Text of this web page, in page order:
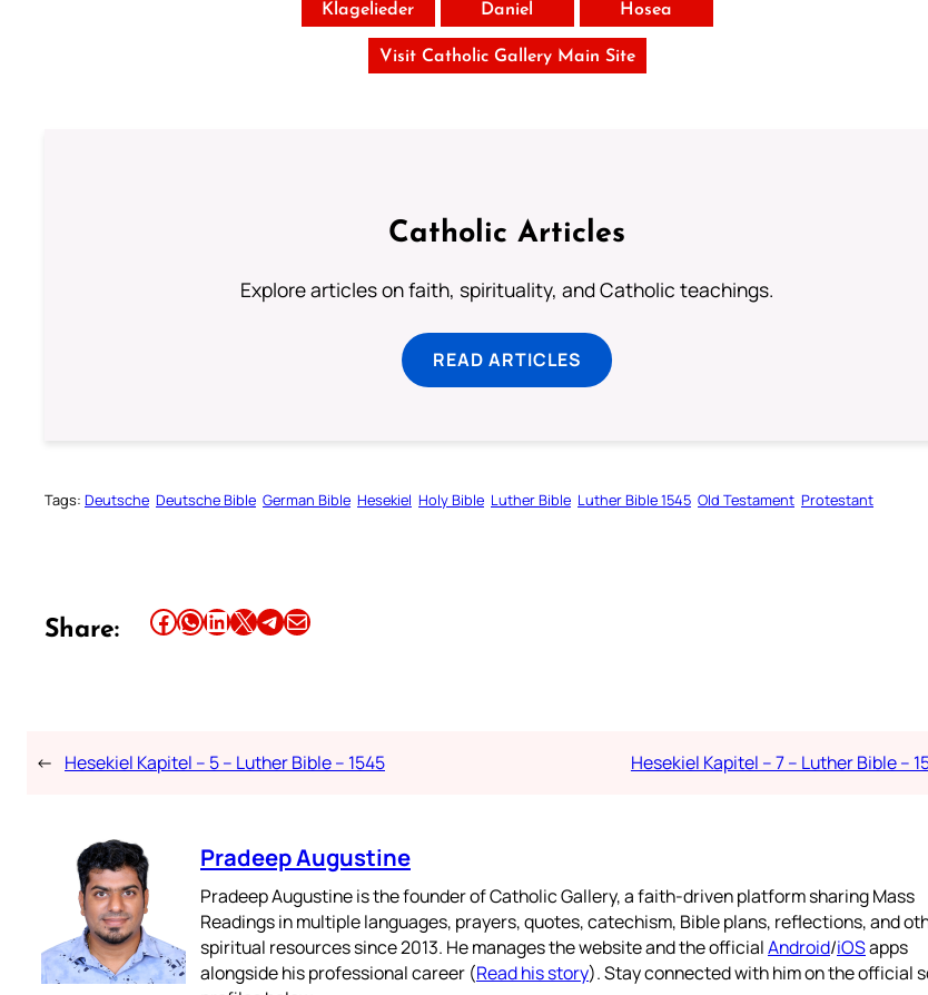
Klagelieder Daniel Hosea
Visit Catholic Gallery Main Site
Catholic Articles
Explore articles on faith, spirituality, and Catholic teachings.
READ ARTICLES
Tags: Deutsche Deutsche Bible German Bible Hesekiel Holy Bible Luther Bible Luther Bible 1545 Old Testament Protestant
Share: Share this article on Facebook Share this article on WhatsApp Share this article on LinkedIn Share this article on X Share this article on TelegramEmail this Article
← Hesekiel Kapitel – 5 – Luther Bible – 1545 Hesekiel Kapitel – 7 – Luther Bible –
Pradeep Augustine
Pradeep Augustine is the founder of Catholic Gallery, a faith-driven platform sharing Mass
Readings in multiple languages, prayers, quotes, catechism, Bible plans, reflections, and
spiritual resources since 2013. He manages the website and the officialAndroid/iOSapps
alongside his professional career (Read his story). Stay connected with him on the official